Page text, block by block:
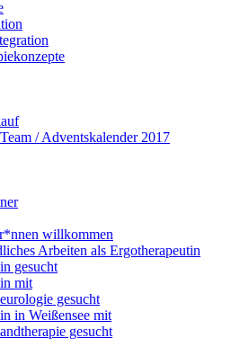
/ Adventskalender 2017
willkommen
Arbeiten als Ergotherapeutin
gesucht
mit
gesucht
in Weißensee mit
gesucht